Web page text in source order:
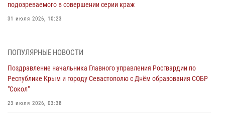
подозреваемого в совершении серии краж
31 июля 2026, 10:23
объекте в Севастополе
Росгвардейцы Севастополя пресекли противоправные действия на
охраняемом объекте
29 июля 2026, 12:34
ПОПУЛЯРНЫЕ НОВОСТИ
Поздравление начальника Главного управления Росгвардии по
Республике Крым и городу Севастополю с Днём образования СОБР
"Сокол"
23 июля 2026, 03:38